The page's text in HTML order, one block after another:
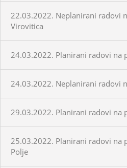
22.03.2022. Neplanirani radovi
Virovitica
24.03.2022. Planirani radovi na
24.03.2022. Neplanirani radovi
29.03.2022. Planirani radovi na
25.03.2022. Planirani radovi na
Polje